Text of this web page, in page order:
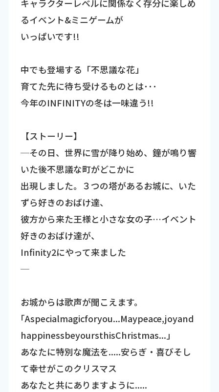
キャラクターレベルに関係なく存分に楽しめ
るイベント&ミニゲームが
いっぱいです!!
中でも登場する「不思議な花」
育てた先に待ち受けるものとは･･･
今年のINFINITYの冬は一味違う!!
【ストーリー】
─その日、世界に雪が降り始め、鐘が鳴り響
いた後不思議な町がどこかに
出現しました。３つの塔があるお城に、いた
ずら好きのおばけ達、
彼方から来た王様と小さな女の子…イベント
好きのおばけ達が、
Infinity2にやって来ました
─
お城からは歌声が聞こえます。
｢Aspecialmagicforyou...Maypeace,joyand
happinessbeyoursthisChristmas...｣
あなたに特別な魔法を.....安らぎ・喜びそし
て幸せがこのクリスマス
あなたと共にありますように.....